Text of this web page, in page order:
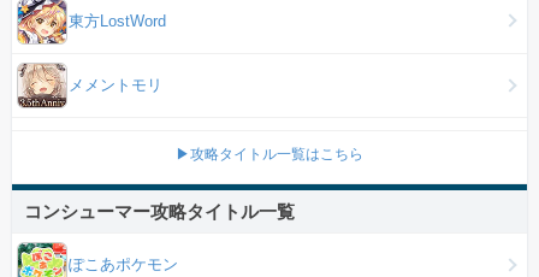
東方LostWord
メメントモリ
▶攻略タイトル一覧はこちら
コンシューマー攻略タイトル一覧
ぽこあポケモン